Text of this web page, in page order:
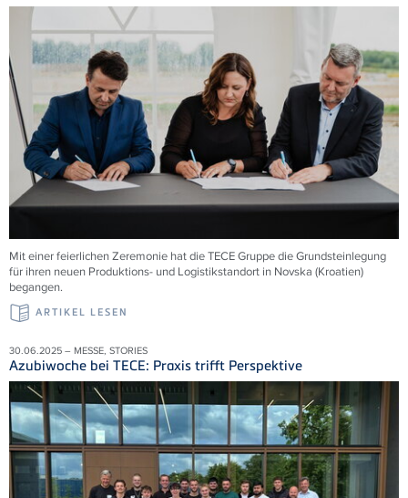
Mit einer feierlichen Zeremonie hat die TECE Gruppe die Grundsteinlegung
für ihren neuen Produktions- und Logistikstandort in Novska (Kroatien)
begangen.
ARTIKEL LESEN
30.06.2025 – MESSE, STORIES
Azubiwoche bei TECE: Praxis trifft Perspektive